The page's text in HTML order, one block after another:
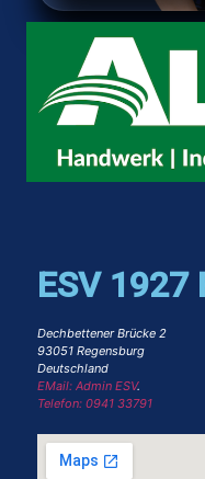
ESV 1927
Dechbettener Brücke 2
93051 Regensburg
Deutschland
EMail: Admin ESV.
Telefon: 0941 33791